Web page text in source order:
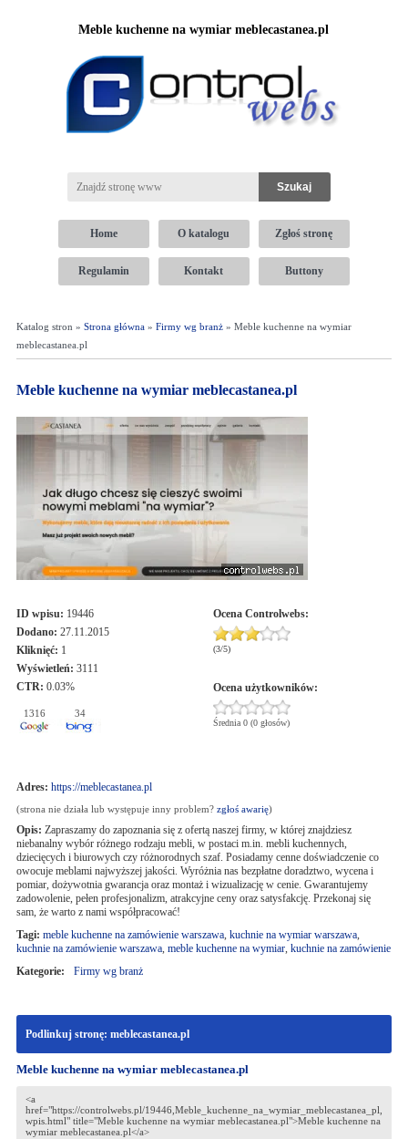
Meble kuchenne na wymiar meblecastanea.pl
Home O katalogu Zgłoś stronę
Regulamin Kontakt Buttony
Katalog stron » Strona główna» Firmy wg branż» Meble kuchenne na wymiar
meblecastanea.pl
Meble kuchenne na wymiar meblecastanea.pl
ID wpisu: 19446
Dodano: 27.11.2015
Kliknięć: 1
Wyświetleń: 3111
CTR: 0.03%
1316 34
Ocena Controlwebs:
(3/5)
Ocena użytkowników:
Średnia 0 (0 głosów)
Adres: https://meblecastanea.pl
(strona nie działa lub występuje inny problem? zgłoś awarię)
Opis: Zapraszamy do zapoznania się z ofertą naszej firmy, w której znajdziesz
niebanalny wybór różnego rodzaju mebli, w postaci m.in. mebli kuchennych,
dziecięcych i biurowych czy różnorodnych szaf. Posiadamy cenne doświadczenie co
owocuje meblami najwyższej jakości. Wyróżnia nas bezpłatne doradztwo, wycena i
pomiar, dożywotnia gwarancja oraz montaż i wizualizację w cenie. Gwarantujemy
zadowolenie, pełen profesjonalizm, atrakcyjne ceny oraz satysfakcję. Przekonaj się
sam, że warto z nami współpracować!
Tagi: meble kuchenne na zamówienie warszawa, kuchnie na wymiar warszawa,
kuchnie na zamówienie warszawa, meble kuchenne na wymiar, kuchnie na zamówienie
Kategorie:
Firmy wg branż
Podlinkuj stronę: meblecastanea.pl
Meble kuchenne na wymiar meblecastanea.pl